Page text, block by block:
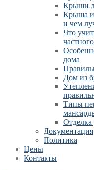
Крыши
Крыша
и чем
Что
дома
Дом из
Типы
Отделка
Документация
Политика
Цены
Контакты